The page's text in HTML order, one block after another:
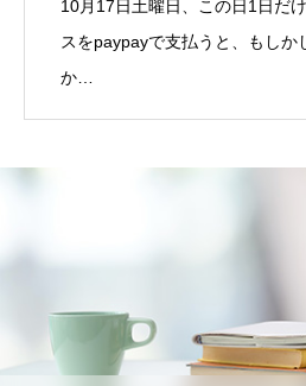
10月17日土曜日、この日1日だ
スをpaypayで支払うと、もしか
か…